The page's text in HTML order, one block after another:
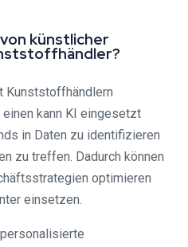
künstlicher
Kunststoffhändlern
kann KI eingesetzt
in Daten zu identifizieren
zu treffen. Dadurch können
optimieren
einsetzen.